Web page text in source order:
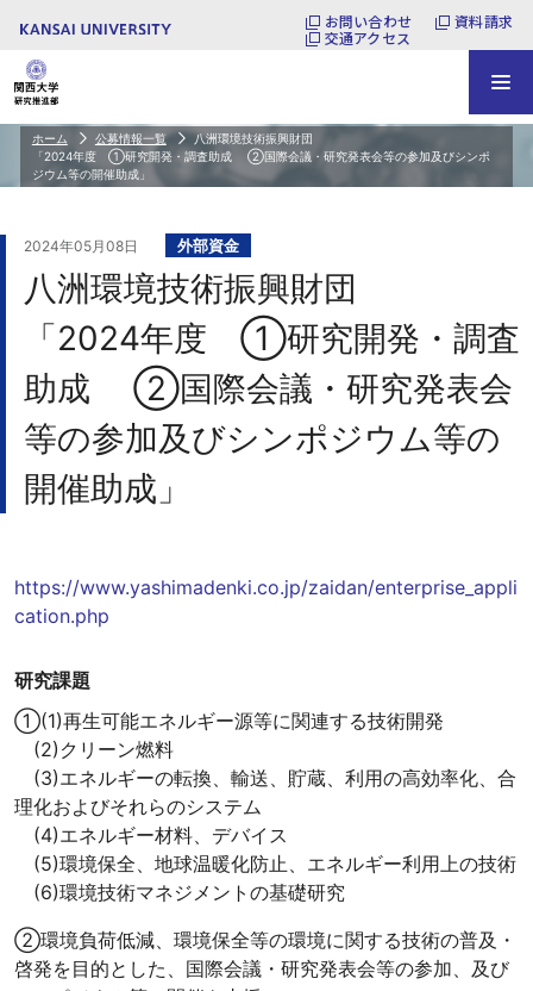
お問い合わせ
資料請求
交通アクセス
ホーム 公募情報一覧
八洲環境技術振興財団
「2024年度 ①研究開発・調査助成 ②国際会議・研究発表会等の参加及びシンポ
ジウム等の開催助成」
2024年05月08日 外部資金
八洲環境技術振興財団
「2024年度 ①研究開発・調査
助成 ②国際会議・研究発表会
等の参加及びシンポジウム等の
開催助成」
https://www.yashimadenki.co.jp/zaidan/enterprise_appli
cation.php
研究課題
①(1)再生可能エネルギー源等に関連する技術開発
(2)クリーン燃料
(3)エネルギーの転換、輸送、貯蔵、利用の高効率化、合
理化およびそれらのシステム
(4)エネルギー材料、デバイス
(5)環境保全、地球温暖化防止、エネルギー利用上の技術
(6)環境技術マネジメントの基礎研究
②環境負荷低減、環境保全等の環境に関する技術の普及・
啓発を目的とした、国際会議・研究発表会等の参加、及び